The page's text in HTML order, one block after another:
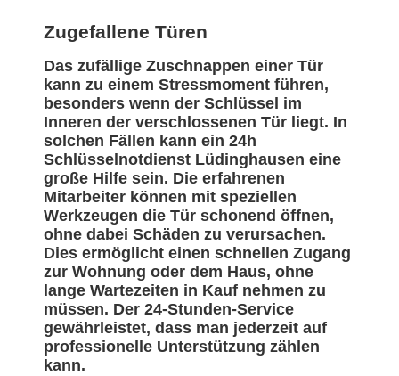
Zugefallene Türen
Das zufällige Zuschnappen einer Tür
kann zu einem Stressmoment führen,
besonders wenn der Schlüssel im
Inneren der verschlossenen Tür liegt. In
solchen Fällen kann ein 24h
Schlüsselnotdienst Lüdinghausen eine
große Hilfe sein. Die erfahrenen
Mitarbeiter können mit speziellen
Werkzeugen die Tür schonend öffnen,
ohne dabei Schäden zu verursachen.
Dies ermöglicht einen schnellen Zugang
zur Wohnung oder dem Haus, ohne
lange Wartezeiten in Kauf nehmen zu
müssen. Der 24-Stunden-Service
gewährleistet, dass man jederzeit auf
professionelle Unterstützung zählen
kann.